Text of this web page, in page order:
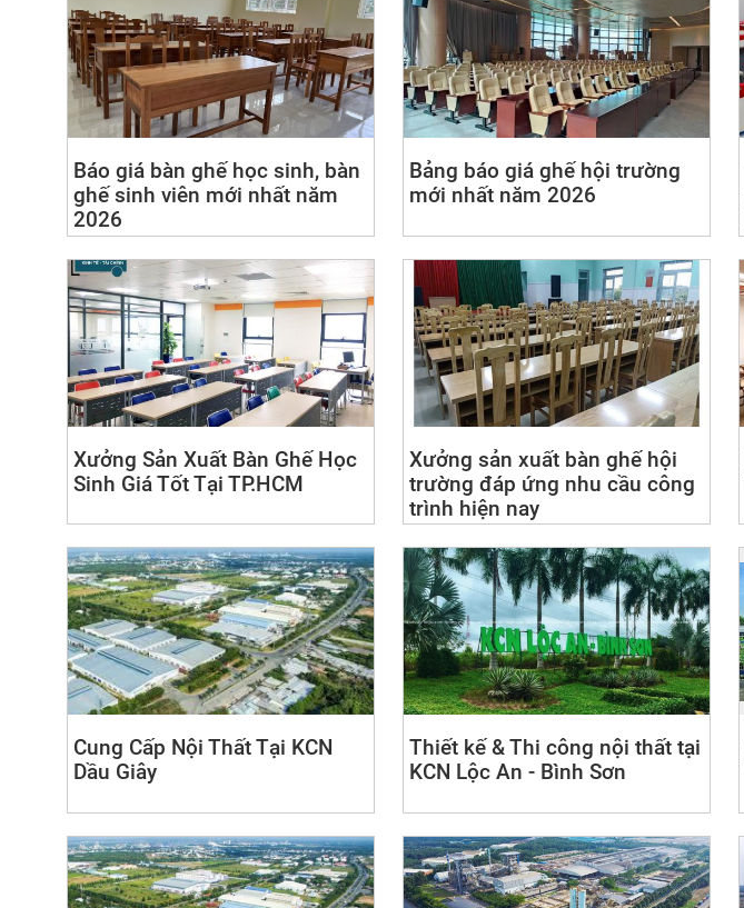
Báo giá bàn ghế học sinh, bàn
ghế sinh viên mới nhất năm
2026
Bảng báo giá ghế hội trường
mới nhất năm 2026
Xưởng Sản Xuất Bàn Ghế Học
Sinh Giá Tốt Tại TP.HCM
Xưởng sản xuất bàn ghế hội
trường đáp ứng nhu cầu công
trình hiện nay
Cung Cấp Nội Thất Tại KCN
Dầu Giây
Thiết kế & Thi công nội thất tại
KCN Lộc An - Bình Sơn